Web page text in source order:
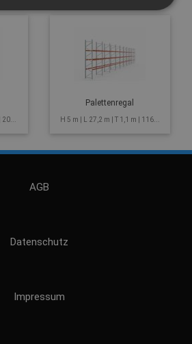
Palettenregal
H 5 m | L 27,2 m | T 1,1 m | 116...
AGB
Datenschutz
Impressum